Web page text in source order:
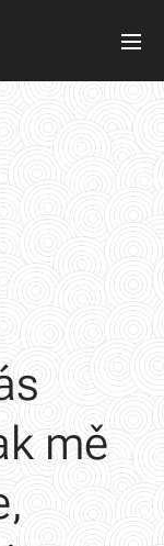
mě